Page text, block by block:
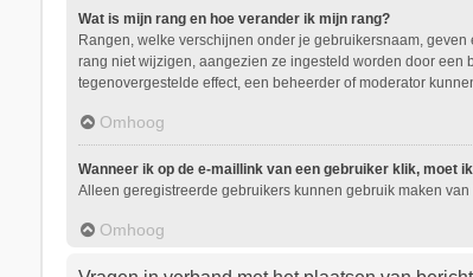
Wat is mijn rang en hoe verander ik mijn rang?
Rangen, welke verschijnen onder je gebruikersnaam,
rang niet wijzigen, aangezien ze ingesteld worden door een
tegenovergestelde effect, een beheerder of moderator
Omhoog
Wanneer ik op de e-maillink van een gebruiker klik, moet
Alleen geregistreerde gebruikers kunnen gebruik maken
Omhoog